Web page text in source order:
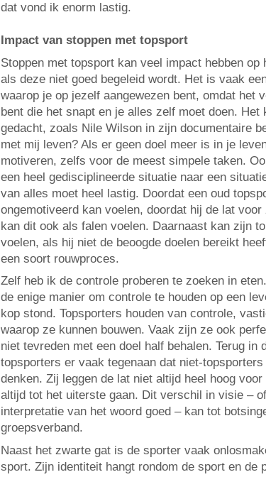
dat vond ik enorm lastig.
Impact van stoppen met topsport
Stoppen met topsport kan veel impact hebben op
als deze niet goed begeleid wordt. Het is vaak
waarop je op jezelf aangewezen bent, omdat het
bent die het snapt en je alles zelf moet doen. Het
gedacht, zoals Nile Wilson in zijn documentaire
met mij leven? Als er geen doel meer is in je
motiveren, zelfs voor de meest simpele taken.
een heel gedisciplineerde situatie naar een
van alles moet heel lastig. Doordat een oud
ongemotiveerd kan voelen, doordat hij de lat
kan dit ook als falen voelen. Daarnaast kan zijn
voelen, als hij niet de beoogde doelen bereikt
een soort rouwproces.
Zelf heb ik de controle proberen te zoeken in
de enige manier om controle te houden op een
kop stond. Topsporters houden van controle,
waarop ze kunnen bouwen. Vaak zijn ze ook
niet tevreden met een doel half behalen. Terug in
topsporters er vaak tegenaan dat niet-
denken. Zij leggen de lat niet altijd heel hoog
altijd tot het uiterste gaan. Dit verschil in visie –
interpretatie van het woord goed – kan tot
groepsverband.
Naast het zwarte gat is de sporter vaak
sport. Zijn identiteit hangt rondom de sport en de